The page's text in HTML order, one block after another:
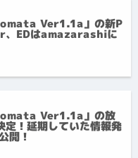
Ver1.1a」の新P
、EDはamazarashiに
Ver1.1a」の放
！延期していた情報発
開！